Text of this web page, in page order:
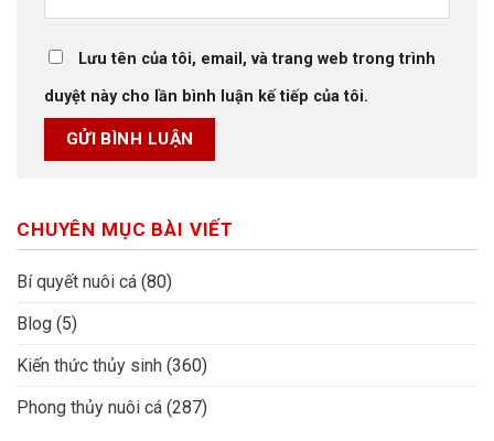
Lưu tên của tôi, email, và trang web trong trình
duyệt này cho lần bình luận kế tiếp của tôi.
CHUYÊN MỤC BÀI VIẾT
Bí quyết nuôi cá (80)
Blog (5)
Kiến thức thủy sinh (360)
Phong thủy nuôi cá (287)